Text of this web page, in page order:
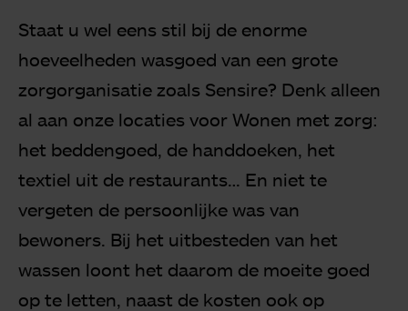
Staat u wel eens stil bij de enorme
hoeveelheden wasgoed van een grote
zorgorganisatie zoals Sensire? Denk alleen
al aan onze locaties voor Wonen met zorg:
het beddengoed, de handdoeken, het
textiel uit de restaurants… En niet te
vergeten de persoonlijke was van
bewoners. Bij het uitbesteden van het
wassen loont het daarom de moeite goed
op te letten, naast de kosten ook op